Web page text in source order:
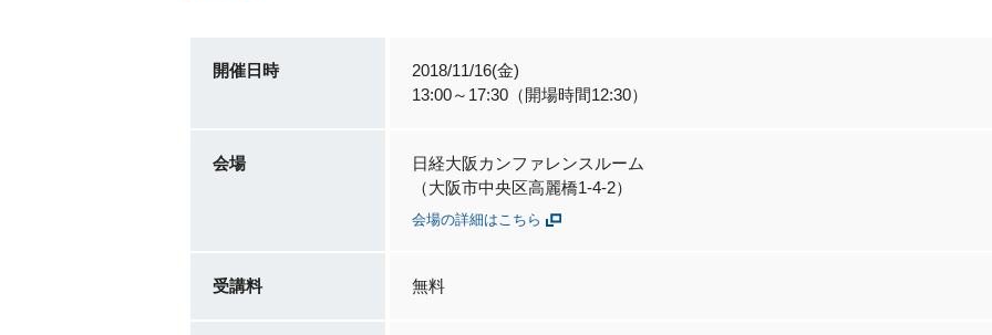
開催日時
2018/11/16(金)
13:00～17:30（開場時間12:30）
会場
日経大阪カンファレンスルーム
（大阪市中央区高麗橋1-4-2）
会場の詳細はこちら
受講料 無料